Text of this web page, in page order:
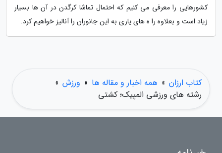
کشورهایی را معرفی می کنیم که احتمال تماشا کرگدن در آن ها بسیار
زیاد است و بعلاوه را ه های یاری به این جانوران را آنالیز خواهیم کرد.
کتاب ارزان » همه اخبار و مقاله ها » ورزش »
رشته های ورزشی المپیک؛ کشتی